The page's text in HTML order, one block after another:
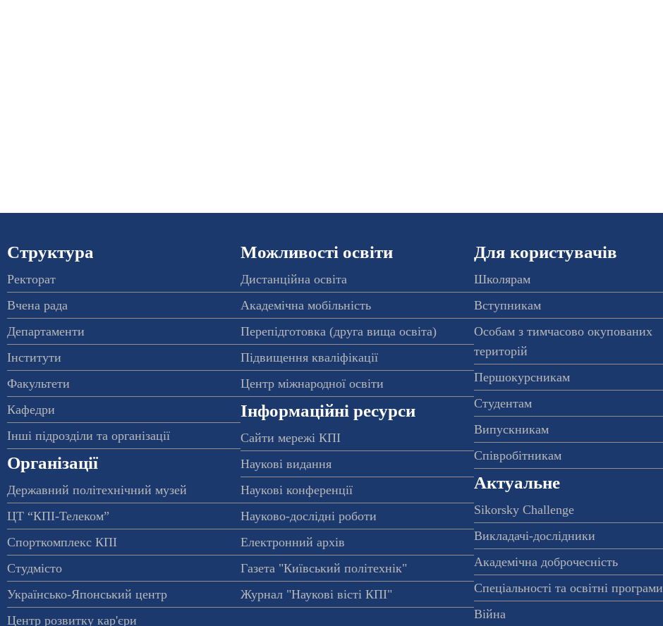
Структура
Ректорат
Вчена рада
Департаменти
Інститути
Факультети
Кафедри
Інші підрозділи та організації
Організації
Державний політехнічний музей
ЦТ “КПІ-Телеком”
Спорткомплекс КПІ
Студмісто
Українсько-Японський центр
Центр розвитку кар'єри
Можливості освіти
Дистанційна освіта
Академічна мобільність
Перепідготовка (друга вища освіта)
Підвищення кваліфікації
Центр міжнародної освіти
Інформаційні ресурси
Сайти мережі КПІ
Наукові видання
Наукові конференції
Науково-дослідні роботи
Електронний архів
Газета "Київський політехнік"
Журнал "Наукові вісті КПІ"
Для користувачів
Школярам
Вступникам
Особам з тимчасово окупованих
територій
Першокурсникам
Студентам
Випускникам
Співробітникам
Актуальне
Sikorsky Challenge
Викладачі-дослідники
Академічна доброчесність
Спеціальності та освітні програми
Війна